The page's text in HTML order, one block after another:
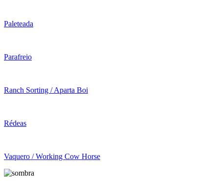
Paleteada
Parafreio
Ranch Sorting / Aparta Boi
Rédeas
Vaquero / Working Cow Horse